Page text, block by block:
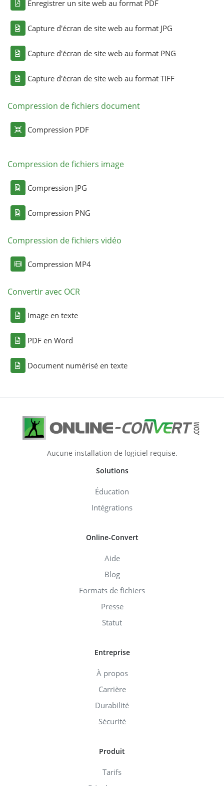
Enregistrer un site web au format PDF
Capture d'écran de site web au format JPG
Capture d'écran de site web au format PNG
Capture d'écran de site web au format TIFF
Compression de fichiers document
Compression PDF
Compression de fichiers image
Compression JPG
Compression PNG
Compression de fichiers vidéo
Compression MP4
Convertir avec OCR
Image en texte
PDF en Word
Document numérisé en texte
Aucune installation de logiciel requise.
Solutions
Éducation
Intégrations
Online-Convert
Aide
Blog
Formats de fichiers
Presse
Statut
Entreprise
À propos
Carrière
Durabilité
Sécurité
Produit
Tarifs